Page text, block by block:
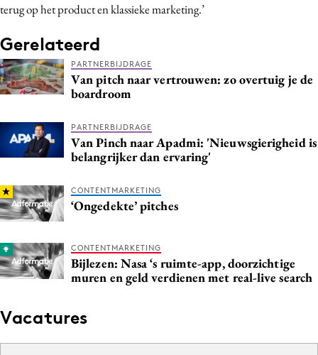
terug op het product en klassieke marketing.’
Gerelateerd
PARTNERBIJDRAGE
Van pitch naar vertrouwen: zo overtuig je de
boardroom
PARTNERBIJDRAGE
Van Pinch naar Apadmi: 'Nieuwsgierigheid is
belangrijker dan ervaring'
CONTENTMARKETING
‘Ongedekte’ pitches
CONTENTMARKETING
Bijlezen: Nasa ‘s ruimte-app, doorzichtige
muren en geld verdienen met real-live search
Vacatures